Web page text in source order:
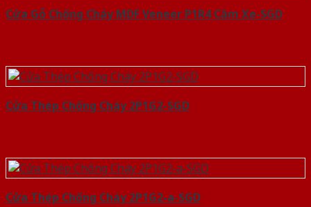
Cửa Gỗ Chống Cháy MDF Veneer P1R4 Căm Xe-SGD
Cửa Thép Chống Cháy 2P1G2-SGD
Cửa Thép Chống Cháy 2P1G2-a-SGD